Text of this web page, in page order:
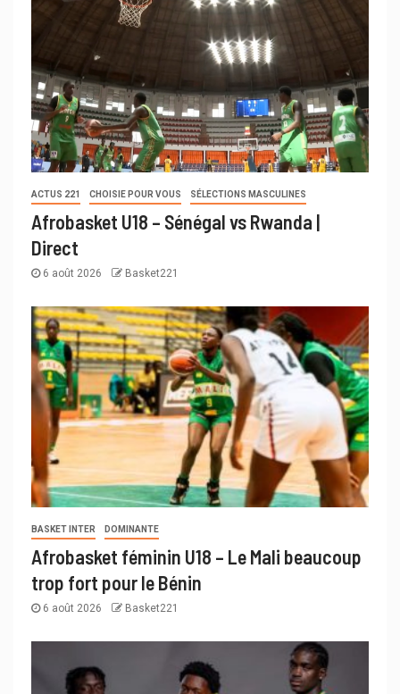
ACTUS 221 CHOISIE POUR VOUS SÉLECTIONS MASCULINES
Afrobasket U18 – Sénégal vs Rwanda |
Direct
6 août 2026 Basket221
BASKET INTER DOMINANTE
Afrobasket féminin U18 – Le Mali beaucoup
trop fort pour le Bénin
6 août 2026 Basket221